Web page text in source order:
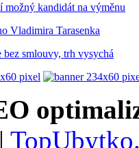
možný kandidát na výměnu
Vladimira Tarasenka
bez smlouvy, trh vysychá
|